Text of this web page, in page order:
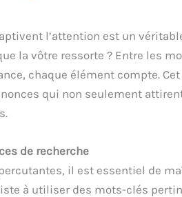
l’attention est un
la vôtre ressorte ? Entre les
chaque élément compte.
qui non seulement
de recherche
il est essentiel de
à utiliser des mots-clés